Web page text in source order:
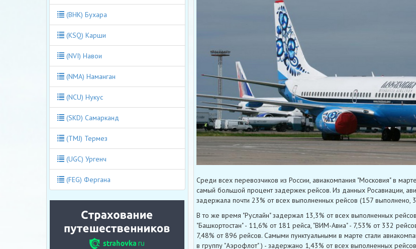
Среди всех перевозчиков из России, авиакомпания "Московия" в
самый большой процент задержек рейсов. Из данных Росавиации,
задержала почти 23% от всех выполненных рейсов (157 выполнено,
В то же время "Руслайн" задержал 13,3% от всех выполненных
"Башкортостан" - 11,6% от 181 рейса, "ВИМ-Авиа" - 7,53% от 332
7,48% от 896 рейсов. Самыми пунктуальными в марте стали
в группу "Аэрофлот" ) - задержано 1,43% от всех выполненных
(BHK) Бухара
(KSQ) Карши
(NVI) Навои
(NMA) Наманган
(NCU) Нукус
(SKD) Самарканд
(TMJ) Термез
(UGC) Ургенч
(FEG) Фергана